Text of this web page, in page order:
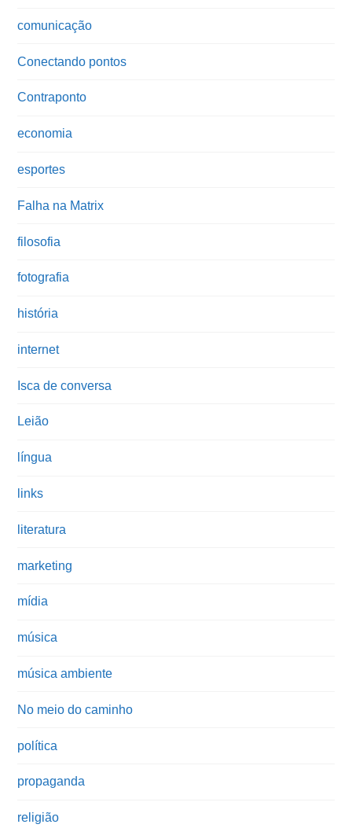
comunicação
Conectando pontos
Contraponto
economia
esportes
Falha na Matrix
filosofia
fotografia
história
internet
Isca de conversa
Leião
língua
links
literatura
marketing
mídia
música
música ambiente
No meio do caminho
política
propaganda
religião